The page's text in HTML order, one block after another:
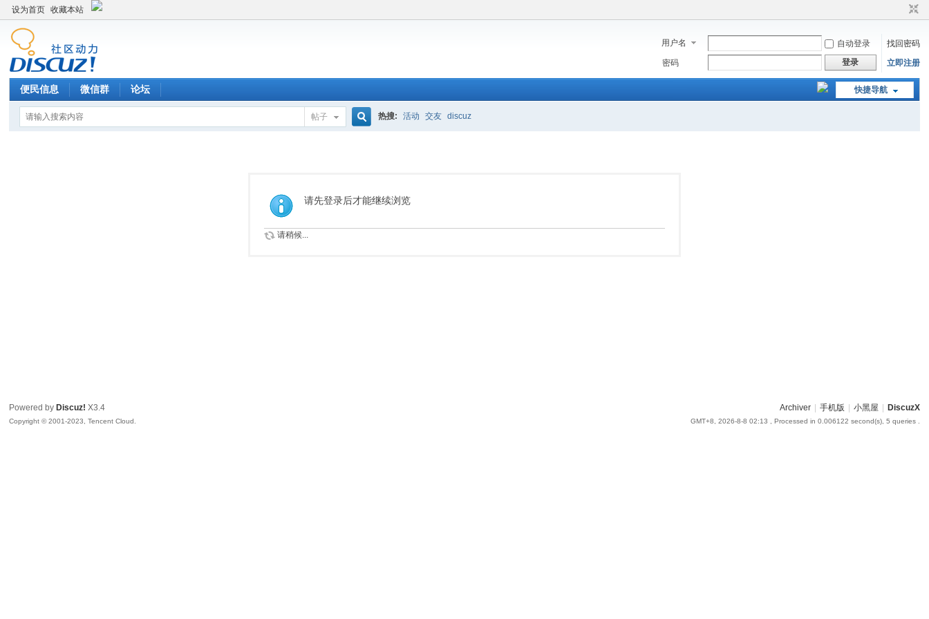
设为首页 收藏本站
用户名 自动登录
找回密码
密码
登录 立即注册
快捷导航
便民信息 微信群 论坛
帖子
索
热搜: 活动 交友 discuz
请先登录后才能继续浏览
请稍候...
Archiver 手机版 小黑屋 DiscuzX
GMT+8, 2026-8-8 02:13 , Processed in 0.006122 second(s), 5 queries .
Powered by Discuz! X3.4
Copyright © 2001-2023, Tencent Cloud.